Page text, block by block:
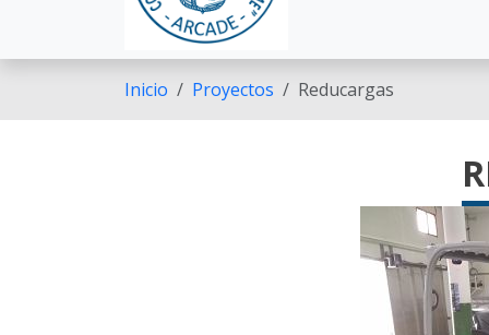
Inicio Proyectos Reducargas